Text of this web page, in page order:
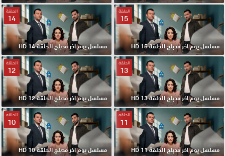
الحلقة
15
مسلسل يوم اخر مدبلج الحلقة 15 HD
الحلقة
14
مسلسل يوم اخر مدبلج الحلقة 14 HD
الحلقة
13
مسلسل يوم اخر مدبلج الحلقة 13 HD
الحلقة
12
مسلسل يوم اخر مدبلج الحلقة 12 HD
الحلقة
11
مسلسل يوم اخر مدبلج الحلقة 11 HD
الحلقة
10
مسلسل يوم اخر مدبلج الحلقة 10 HD